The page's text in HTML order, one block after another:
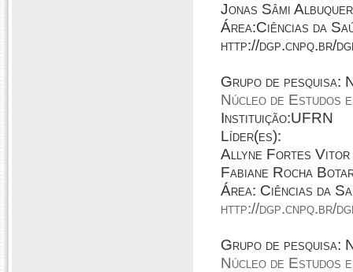
Jonas Sâmi
Área:Ciências da
http://dgp.cnpq.br/
Grupo de pesquisa:
Núcleo de Estudos
Instituição:UFRN
Líder(es):
Allyne Fortes Vitor
Fabiane Rocha
Área: Ciências da
http://dgp.cnpq.br/
Grupo de pesquisa:
Núcleo de Estudos